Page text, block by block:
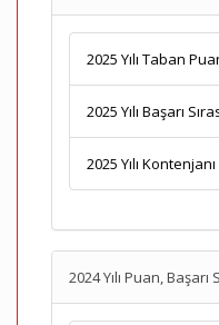
2025 Yılı Taban
2025 Yılı Başarı
2025 Yılı Kontenjanı
2024 Yılı Puan, Başarı